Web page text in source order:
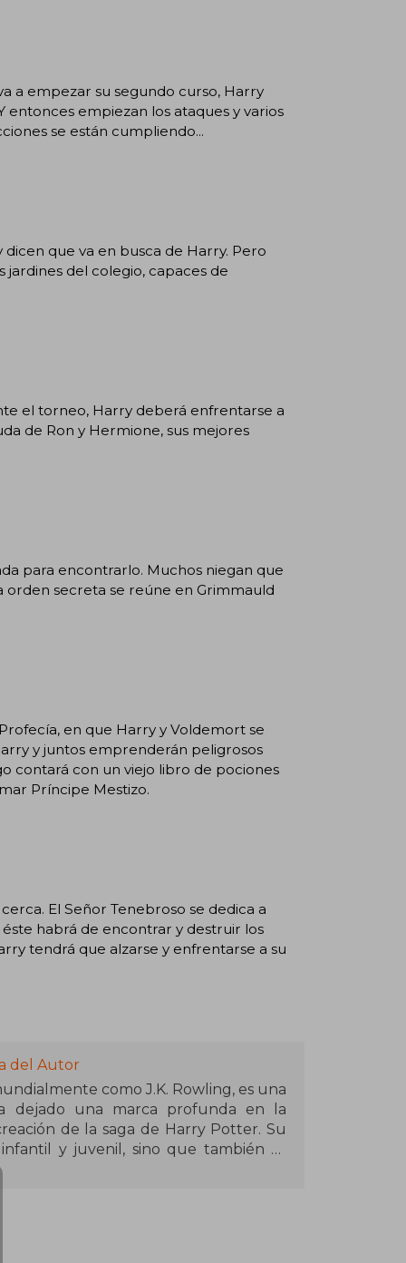
a empezar su segundo curso, Harry
entonces empiezan los ataques y varios
se están cumpliendo...
que va en busca de Harry. Pero
del colegio, capaces de
el torneo, Harry deberá enfrentarse a
de Ron y Hermione, sus mejores
para encontrarlo. Muchos niegan que
orden secreta se reúne en Grimmauld
en que Harry y Voldemort se
y juntos emprenderán peligrosos
contará con un viejo libro de pociones
Príncipe Mestizo.
El Señor Tenebroso se dedica a
habrá de encontrar y destruir los
tendrá que alzarse y enfrentarse a su
del Autor
como J.K. Rowling, es una
dejado una marca profunda en la
de la saga de Harry Potter. Su
y juvenil, sino que también se
Antes de alcanzar el éxito, Rowling
tren cuando surgió la idea de Harry
como la pérdida de su madre
en 1997 tras varios rechazos